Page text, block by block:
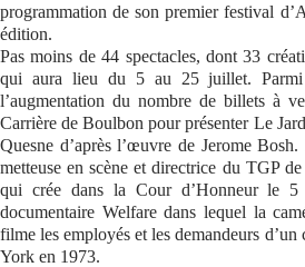
programmation de son premier festival
édition.
Pas moins de 44 spectacles, dont 33
qui aura lieu du 5 au 25 juillet. Parmi
l’augmentation du nombre de billets à
Carrière de Boulbon pour présenter Le
Quesne d’après l’œuvre de Jerome Bosh.
metteuse en scène et directrice du TGP
qui crée dans la Cour d’Honneur le
documentaire Welfare dans lequel la
filme les employés et les demandeurs
York en 1973.